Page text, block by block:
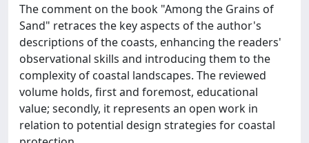
The comment on the book "Among the Grains of
Sand" retraces the key aspects of the author's
descriptions of the coasts, enhancing the readers'
observational skills and introducing them to the
complexity of coastal landscapes. The reviewed
volume holds, first and foremost, educational
value; secondly, it represents an open work in
relation to potential design strategies for coastal